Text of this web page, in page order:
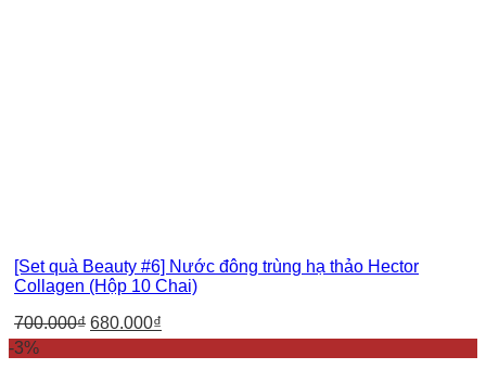
[Set quà Beauty #6] Nước đông trùng hạ thảo Hector
Collagen (Hộp 10 Chai)
700.000₫ 680.000₫
-3%